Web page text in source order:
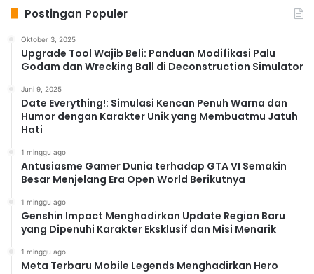
Postingan Populer
Oktober 3, 2025
Upgrade Tool Wajib Beli: Panduan Modifikasi Palu
Godam dan Wrecking Ball di Deconstruction Simulator
Juni 9, 2025
Date Everything!: Simulasi Kencan Penuh Warna dan
Humor dengan Karakter Unik yang Membuatmu Jatuh
Hati
1 minggu ago
Antusiasme Gamer Dunia terhadap GTA VI Semakin
Besar Menjelang Era Open World Berikutnya
1 minggu ago
Genshin Impact Menghadirkan Update Region Baru
yang Dipenuhi Karakter Eksklusif dan Misi Menarik
1 minggu ago
Meta Terbaru Mobile Legends Menghadirkan Hero